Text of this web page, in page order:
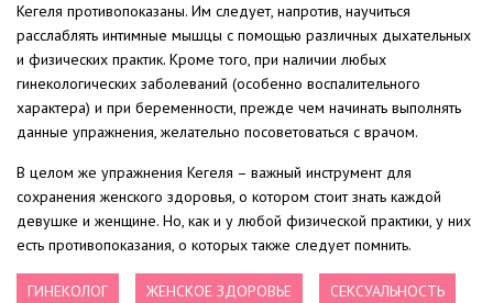
Кегеля противопоказаны. Им следует, напротив, научиться
расслаблять интимные мышцы с помощью различных дыхательных
и физических практик. Кроме того, при наличии любых
гинекологических заболеваний (особенно воспалительного
характера) и при беременности, прежде чем начинать выполнять
данные упражнения, желательно посоветоваться с врачом.
В целом же упражнения Кегеля – важный инструмент для
сохранения женского здоровья, о котором стоит знать каждой
девушке и женщине. Но, как и у любой физической практики, у них
есть противопоказания, о которых также следует помнить.
ГИНЕКОЛОГ ЖЕНСКОЕ ЗДОРОВЬЕ СЕКСУАЛЬНОСТЬ